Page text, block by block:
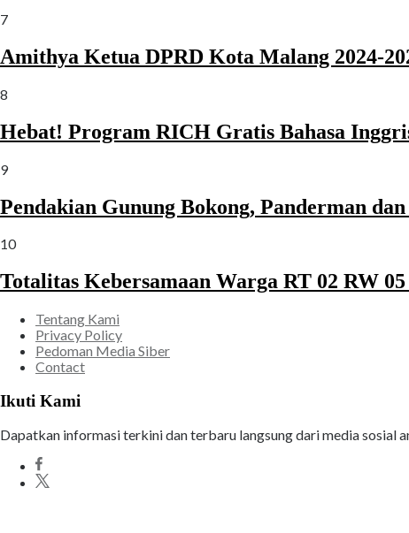
7
Amithya Ketua DPRD Kota Malang 2024-
8
Hebat! Program RICH Gratis Bahasa
9
Pendakian Gunung Bokong, Panderman
10
Totalitas Kebersamaan Warga RT 02 RW
Tentang Kami
Privacy Policy
Pedoman Media Siber
Contact
Ikuti Kami
Dapatkan informasi terkini dan terbaru langsung dari media sosial